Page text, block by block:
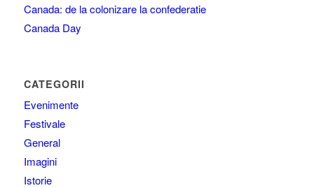
Canada: de la colonizare la confederatie
Canada Day
CATEGORII
Evenimente
Festivale
General
Imagini
Istorie